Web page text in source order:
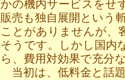
かの機内サービスをせ
販売も独自展開という
ことがありませんが、
そうです。しかし国内
ら、費用対効果で充分
当初は、低料金と話